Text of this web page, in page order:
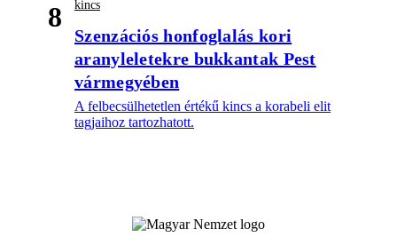
8 kincs
Szenzációs honfoglalás kori
aranyleletekre bukkantak Pest
vármegyében
A felbecsülhetetlen értékű kincs a korabeli elit
tagjaihoz tartozhatott.